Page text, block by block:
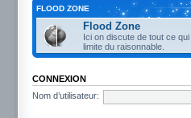
FLOOD ZONE
Flood Zone
Ici on discute de tout ce
limite du raisonnable.
CONNEXION
Nom d’utilisateur: